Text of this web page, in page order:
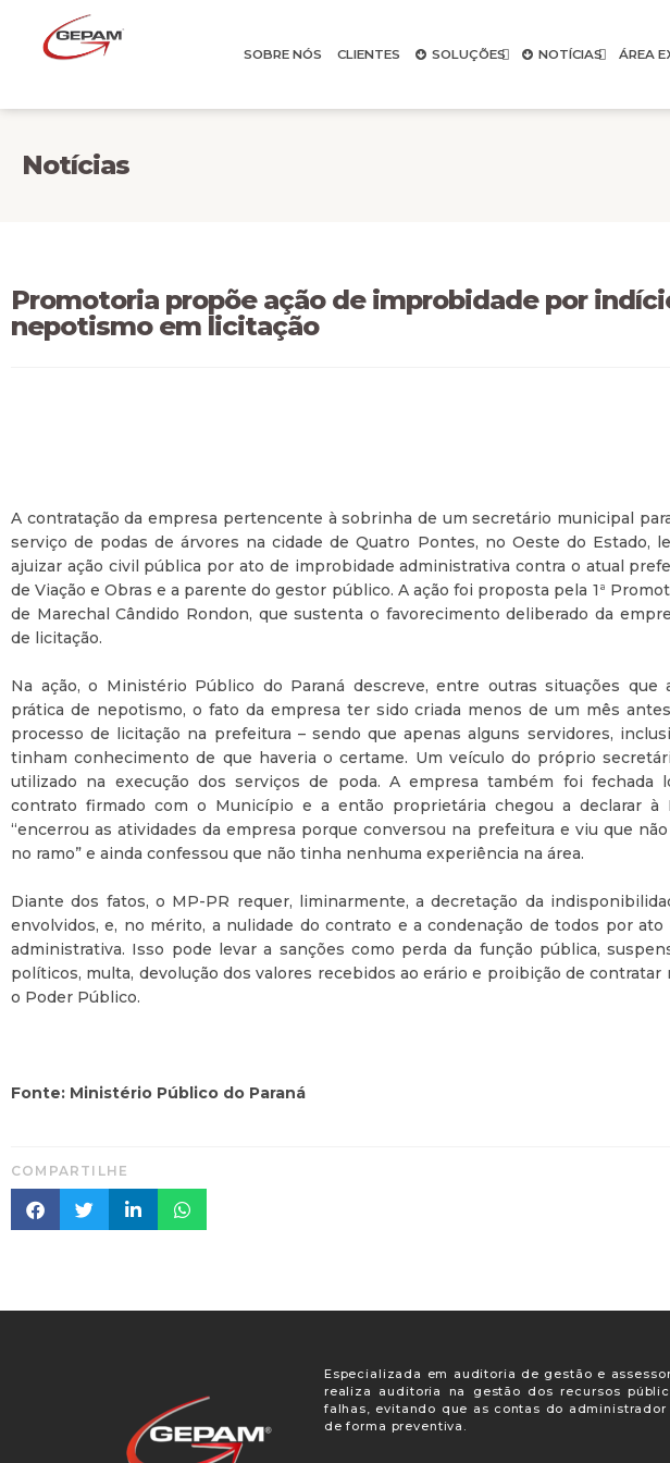
SOBRE NÓS CLIENTES SOLUÇÕES NOTÍCIAS ÁREA
Notícias
Promotoria propõe ação de improbidade por
nepotismo em licitação
A contratação da empresa pertencente à sobrinha de um secretário municipal
serviço de podas de árvores na cidade de Quatro Pontes, no Oeste do Estado,
ajuizar ação civil pública por ato de improbidade administrativa contra o atual
de Viação e Obras e a parente do gestor público. A ação foi proposta pela 1ª
de Marechal Cândido Rondon, que sustenta o favorecimento deliberado da
de licitação.
Na ação, o Ministério Público do Paraná descreve, entre outras situações que
prática de nepotismo, o fato da empresa ter sido criada menos de um mês
processo de licitação na prefeitura – sendo que apenas alguns servidores,
tinham conhecimento de que haveria o certame. Um veículo do próprio
utilizado na execução dos serviços de poda. A empresa também foi fechada
contrato firmado com o Município e a então proprietária chegou a declarar à
“encerrou as atividades da empresa porque conversou na prefeitura e viu que
no ramo” e ainda confessou que não tinha nenhuma experiência na área.
Diante dos fatos, o MP-PR requer, liminarmente, a decretação da
envolvidos, e, no mérito, a nulidade do contrato e a condenação de todos por ato
administrativa. Isso pode levar a sanções como perda da função pública,
políticos, multa, devolução dos valores recebidos ao erário e proibição de contratar
o Poder Público.
Fonte: Ministério Público do Paraná
COMPARTILHE
Especializada em auditoria de gestão e
realiza auditoria na gestão dos recursos
falhas, evitando que as contas do
de forma preventiva.